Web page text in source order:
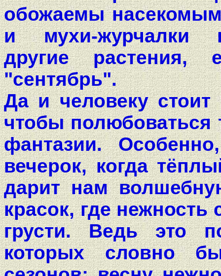
обожаемы
и мухи-журчалки
другие растения,
"сентябрь".
Да и человеку стоит
чтобы полюбоваться
фантазии.
вечерок, когда
дарит нам
красок, где нежность
грусти. Ведь это
которых словно бы